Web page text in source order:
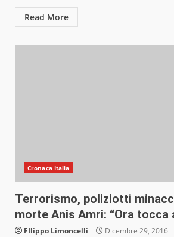
Read More
Cronaca Italia
Terrorismo, poliziotti
morte Anis Amri: “Ora tocca
FIlippo Limoncelli Dicembre 29, 2016